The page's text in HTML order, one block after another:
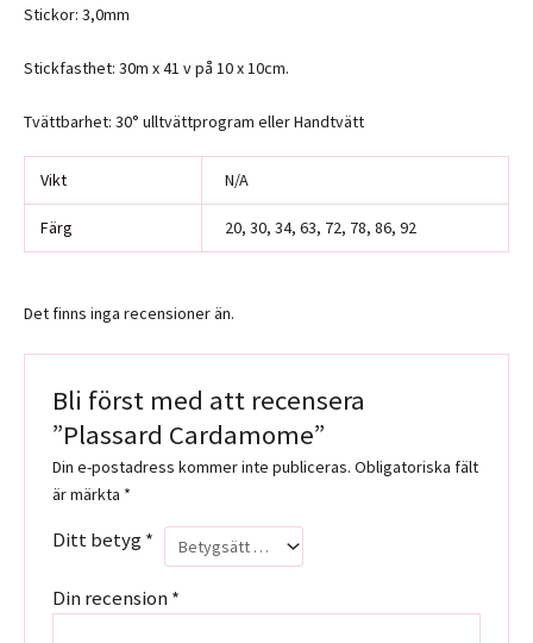
Stickor: 3,0mm
Stickfasthet: 30m x 41 v på 10 x 10cm.
Tvättbarhet: 30° ulltvättprogram eller Handtvätt
Vikt N/A
Färg 20, 30, 34, 63, 72, 78, 86, 92
Det finns inga recensioner än.
Bli först med att recensera
”Plassard Cardamome”
Din e-postadress kommer inte publiceras. Obligatoriska fält
är märkta *
Ditt betyg*
Din recension*